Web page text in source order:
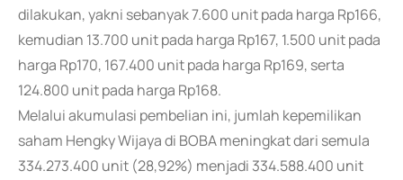
dilakukan, yakni sebanyak 7.600 unit pada harga Rp166,
kemudian 13.700 unit pada harga Rp167, 1.500 unit pada
harga Rp170, 167.400 unit pada harga Rp169, serta
124.800 unit pada harga Rp168.
Melalui akumulasi pembelian ini, jumlah kepemilikan
saham Hengky Wijaya di BOBA meningkat dari semula
334.273.400 unit (28,92%) menjadi 334.588.400 unit